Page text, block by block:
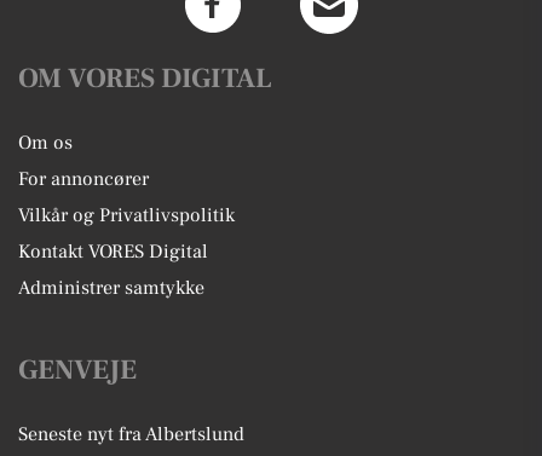
OM VORES DIGITAL
Om os
For annoncører
Vilkår og Privatlivspolitik
Kontakt VORES Digital
Administrer samtykke
GENVEJE
Seneste nyt fra Albertslund